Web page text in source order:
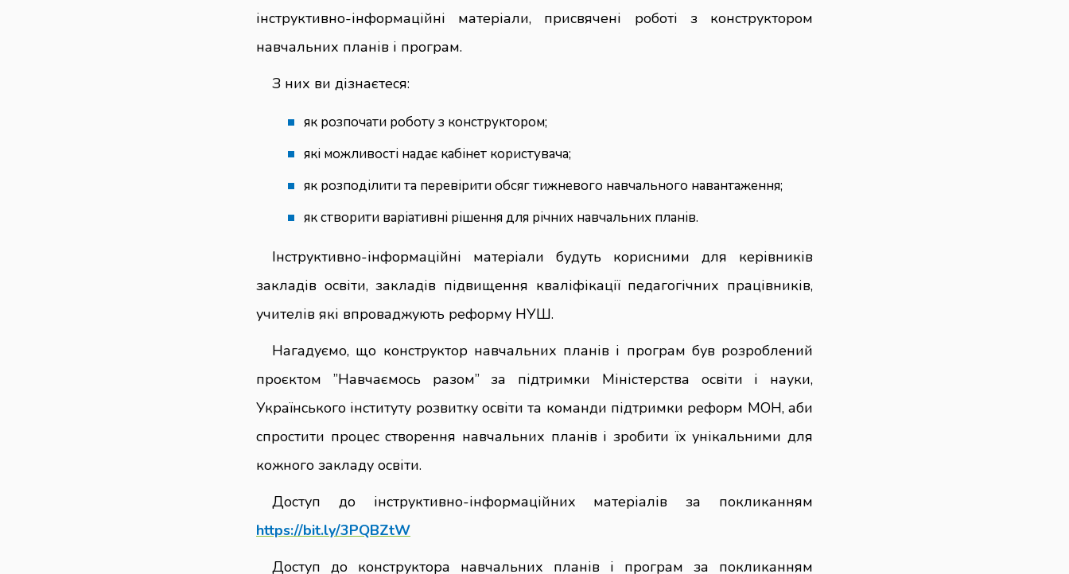
інструктивно-інформаційні матеріали, присвячені роботі з конструктором
навчальних планів і програм.
З них ви дізнаєтеся:
як розпочати роботу з конструктором;
які можливості надає кабінет користувача;
як розподілити та перевірити обсяг тижневого навчального навантаження;
як створити варіативні рішення для річних навчальних планів.
Інструктивно-інформаційні матеріали будуть корисними для керівників
закладів освіти, закладів підвищення кваліфікації педагогічних працівників,
учителів які впроваджують реформу НУШ.
Нагадуємо, що конструктор навчальних планів і програм був розроблений
проєктом ”Навчаємось разом” за підтримки Міністерства освіти і науки,
Українського інституту розвитку освіти та команди підтримки реформ МОН, аби
спростити процес створення навчальних планів і зробити їх унікальними для
кожного закладу освіти.
Доступ до інструктивно-інформаційних матеріалів за покликанням
https://bit.ly/3PQBZtW
Доступ до конструктора навчальних планів і програм за покликанням